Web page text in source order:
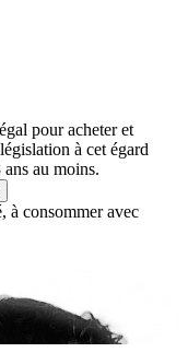
pour acheter et
à cet égard
au moins.
à consommer avec